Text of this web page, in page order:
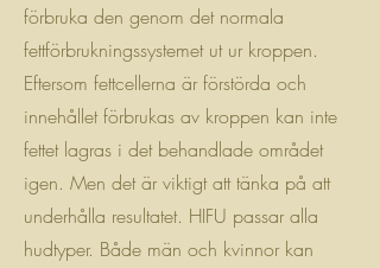
förbruka den genom det normala
fettförbrukningssystemet ut ur kroppen.
Eftersom fettcellerna är förstörda och
innehållet förbrukas av kroppen kan inte
fettet lagras i det behandlade området
igen. Men det är viktigt att tänka på att
underhålla resultatet. HIFU passar alla
hudtyper. Både män och kvinnor kan